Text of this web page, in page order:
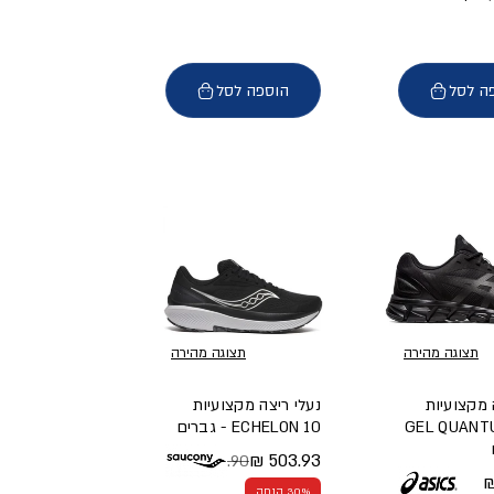
לסל הוספה לסל
תצוגה מהירה
מקצועיות
GEL
תצוגה מהירה
נעלי ריצה מקצועיות
ECHELON 10 - גברים
מחיר מבצע
503.93 ₪
מחיר מלא
719.90 ₪